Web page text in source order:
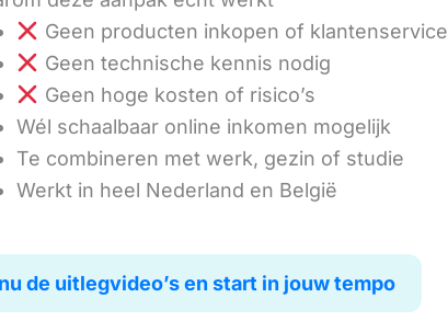
Geen producten inkopen of klantenservice
Geen technische kennis nodig
Geen hoge kosten of risico’s
Wél schaalbaar online inkomen mogelijk
Te combineren met werk, gezin of studie
Werkt in heel Nederland en België
de uitlegvideo’s en start in jouw tempo